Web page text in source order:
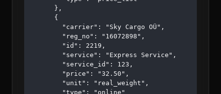
      },
      {
        "carrier": "Sky Cargo OÜ",
        "reg_no": "16072898",
        "id": 2219,
        "service": "Express Service",
        "service_id": 123,
        "price": "32.50",
        "unit": "real_weight",
        "type": "online"